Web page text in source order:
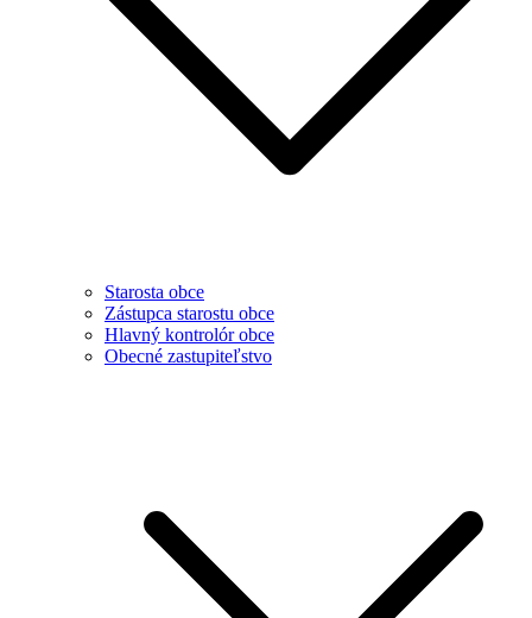
Starosta obce
Zástupca starostu obce
Hlavný kontrolór obce
Obecné zastupiteľstvo